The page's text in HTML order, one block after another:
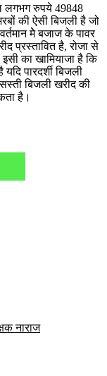
लगभग रुपये 49848
की ऐसी बिजली है जो
मेे बजाज के पावर
प्रस्तावित है, रोजा से
का खामियाजा है कि
पारदर्शी बिजली
बिजली खरीद की
है।
नाराज